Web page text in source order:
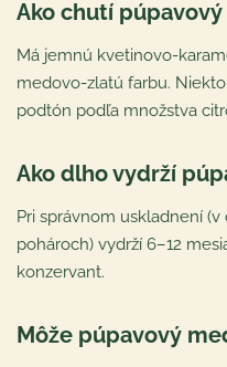
Ako chutí púpavový
Má jemnú kvetinovo-
medovo-zlatú farbu.
podtón podľa množstva
Ako dlho vydrží
Pri správnom uskladnení
pohároch) vydrží 6–12
konzervant.
Môže púpavový